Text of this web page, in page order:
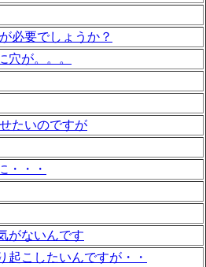
必要でしょうか？
穴が。。。
たいのですが
・・・
がないんです
起こしたいんですが・・